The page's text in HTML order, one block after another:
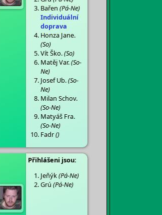
Bařen(Pá-Ne)
Individuální
doprava
Honza Jane.
(So)
Vít Ško.(So)
Matěj Var.(So-
Ne)
Josef Ub.(So-
Ne)
Milan Schov.
(So-Ne)
Matyáš Fra.
(So-Ne)
Fadr()
Přihlášeni jsou:
Jeňýk(Pá-Ne)
Grú(Pá-Ne)